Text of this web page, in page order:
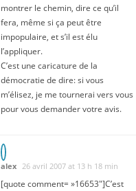
montrer le chemin, dire ce qu’il
fera, même si ça peut être
impopulaire, et s’il est élu
l’appliquer.
C’est une caricature de la
démocratie de dire: si vous
m’élisez, je me tournerai vers vous
pour vous demander votre avis.
alex 26 avril 2007 at 13 h 18 min
[quote comment= »16653″]C’est